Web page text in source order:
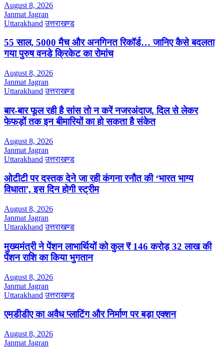
August 8, 2026
Janmat Jagran
Uttarakhand उत्तराखण्ड
55 साल, 5000 मैच और अनगिनत रिकॉर्ड… जानिए कैसे बदलता
गया पुरुष वनडे क्रिकेट का रोमांच
August 8, 2026
Janmat Jagran
Uttarakhand उत्तराखण्ड
बार-बार फूल रही है सांस तो न करें नजरअंदाज, दिल से लेकर
फेफड़ों तक इन बीमारियों का हो सकता है संकेत
August 8, 2026
Janmat Jagran
Uttarakhand उत्तराखण्ड
ओटीटी पर दस्तक देने जा रही कंगना रनौत की ‘भारत भाग्य
विधाता’, इस दिन होगी स्ट्रीम
August 8, 2026
Janmat Jagran
Uttarakhand उत्तराखण्ड
मुख्यमंत्री ने पेंशन लाभार्थियों को कुल ₹ 146 करोड़ 32 लाख की
पेंशन राशि का किया भुगतान
August 8, 2026
Janmat Jagran
Uttarakhand उत्तराखण्ड
एमडीडीए का अवैध प्लाटिंग और निर्माण पर बड़ा एक्शन
August 8, 2026
Janmat Jagran